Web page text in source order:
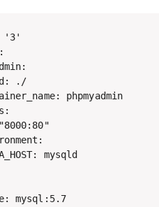
'3'
./
phpmyadmin
mysqld
mysql:5.7